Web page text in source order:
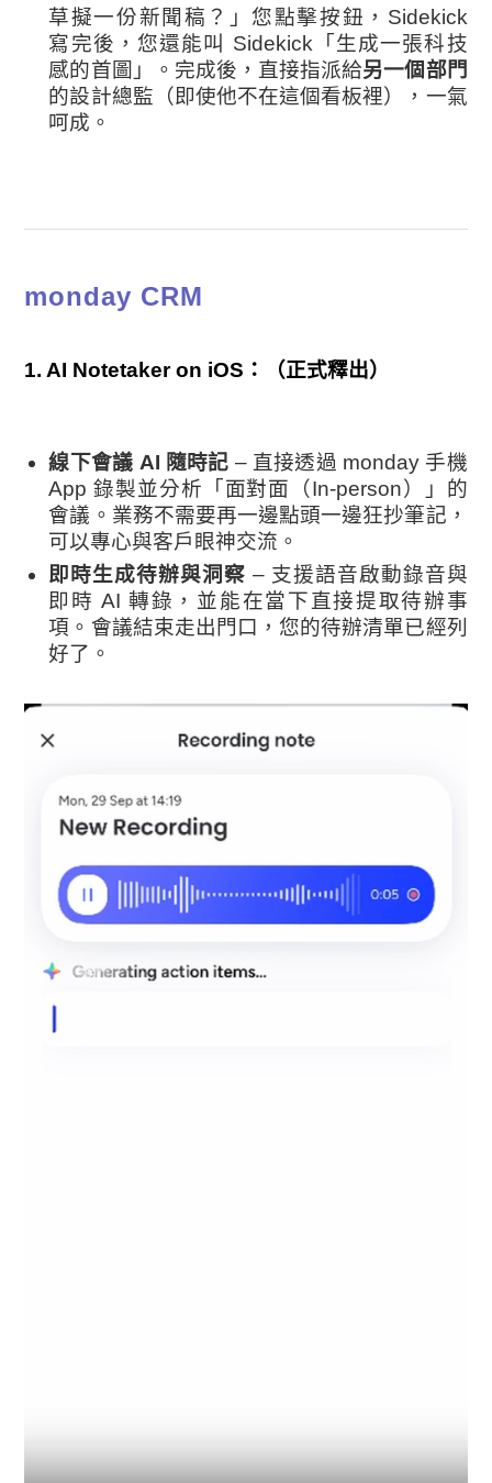
草擬一份新聞稿？」您點擊按鈕，Sidekick
寫完後，您還能叫 Sidekick「生成一張科技
感的首圖」。完成後，直接指派給另一個部門
的設計總監（即使他不在這個看板裡），一氣
呵成。
monday CRM
1. AI Notetaker on iOS：（正式釋出）
線下會議 AI 隨時記 – 直接透過 monday 手機
App 錄製並分析「面對面（In-person）」的
會議。業務不需要再一邊點頭一邊狂抄筆記，
可以專心與客戶眼神交流。
即時生成待辦與洞察 – 支援語音啟動錄音與
即時 AI 轉錄，並能在當下直接提取待辦事
項。會議結束走出門口，您的待辦清單已經列
好了。